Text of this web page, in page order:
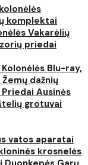
komplektai
Vakarėlių
priedai
Kolonėlės Blu-ray,
Žemų dažnių
Priedai Ausinės
grotuvai
vatos aparatai
krosnelės